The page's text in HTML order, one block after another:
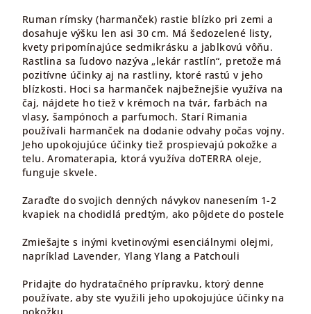
Ruman rímsky (harmanček) rastie blízko pri zemi a
dosahuje výšku len asi 30 cm. Má šedozelené listy,
kvety pripomínajúce sedmikrásku a jablkovú vôňu.
Rastlina sa ľudovo nazýva „lekár rastlín“, pretože má
pozitívne účinky aj na rastliny, ktoré rastú v jeho
blízkosti. Hoci sa harmanček najbežnejšie využíva na
čaj, nájdete ho tiež v krémoch na tvár, farbách na
vlasy, šampónoch a parfumoch. Starí Rimania
používali harmanček na dodanie odvahy počas vojny.
Jeho upokojujúce účinky tiež prospievajú pokožke a
telu. Aromaterapia, ktorá využíva doTERRA oleje,
funguje skvele.
Zaraďte do svojich denných návykov nanesením 1-2
kvapiek na chodidlá predtým, ako pôjdete do postele
Zmiešajte s inými kvetinovými esenciálnymi olejmi,
napríklad Lavender, Ylang Ylang a Patchouli
Pridajte do hydratačného prípravku, ktorý denne
používate, aby ste využili jeho upokojujúce účinky na